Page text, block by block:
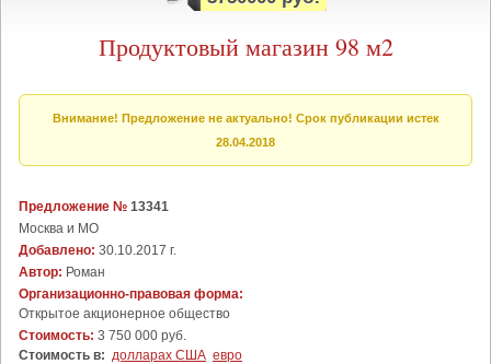
Продуктовый магазин 98 м2
Внимание! Предложение не актуально! Срок публикации истек
28.04.2018
Предложение № 13341
Москва и МО
Добавлено: 30.10.2017 г.
Автор: Роман
Организационно-правовая форма:
Открытое акционерное общество
Стоимость: 3 750 000 руб.
Стоимость в: долларах США евро